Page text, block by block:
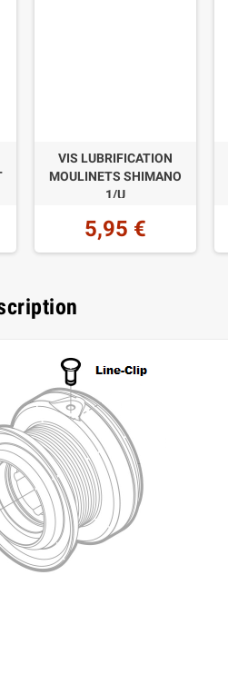
VIS LUBRIFICATION
MOULINETS SHIMANO
1/U
5,95 €